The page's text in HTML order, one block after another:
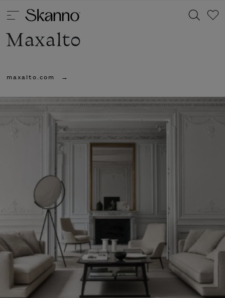
Haku
Type 2 or more characters for results.
Maxalto
maxalto.com